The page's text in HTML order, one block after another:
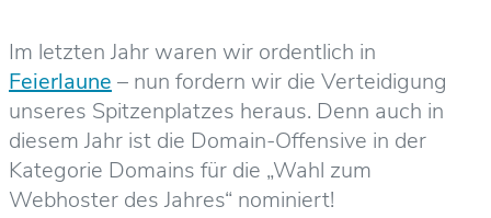
Im letzten Jahr waren wir ordentlich in
Feierlaune – nun fordern wir die Verteidigung
unseres Spitzenplatzes heraus. Denn auch in
diesem Jahr ist die Domain-Offensive in der
Kategorie Domains für die „Wahl zum
Webhoster des Jahres“ nominiert!